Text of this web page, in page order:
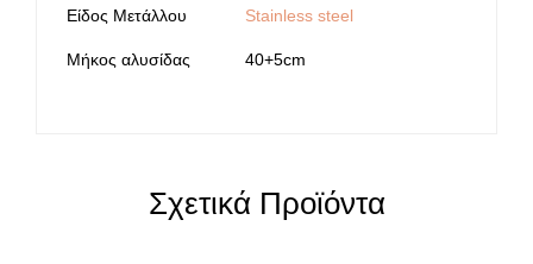
Είδος Μετάλλου Stainless steel
Μήκος αλυσίδας 40+5cm
Σχετικά Προϊόντα